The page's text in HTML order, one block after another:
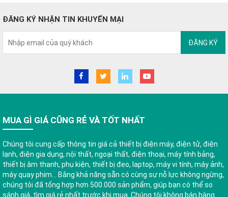
ĐĂNG KÝ NHẬN TIN KHUYẾN MẠI
ĐĂNG KÝ
MUA GÌ GIÁ CŨNG RẺ VÀ TỐT NHẤT
Chúng tôi cung cấp thông tin giá cả thiết bị điện máy, điện tử, điện
lạnh, điện gia dụng, nội thất, ngoại thất, điện thoại, máy tính bảng,
thiết bị âm thanh, phụ kiện, thiết bị đeo, laptop, máy vi tính, máy ảnh,
máy quay phim... Bằng khả năng sẵn có cùng sự nỗ lực không ngừng,
chúng tôi đã tổng hợp hơn 500.000 sản phẩm, giúp bạn có thể so
sánh giá, tìm giá rẻ nhất trước khi mua. Chúng tôi không bán hàng.